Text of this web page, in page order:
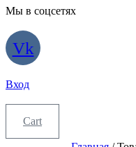
Мы в соцсетях
Vk
Вход
Cart